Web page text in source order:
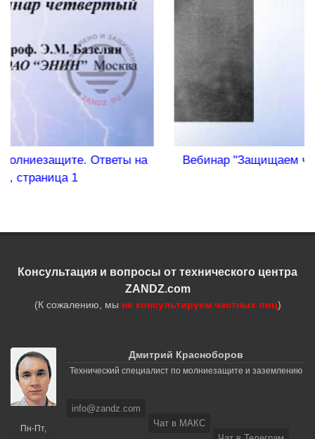
Вебинар "Защищаем частный сектор", страница 2
Консультация и вопросы от технического центра
ZANDZ.com
(К сожалению, мы не консультируем частных лиц)
Пн-Пт,
Дмитрий Красноборов
Технический специалист по молниезащите и заземлению
info@zandz.com
Чат в МАКС